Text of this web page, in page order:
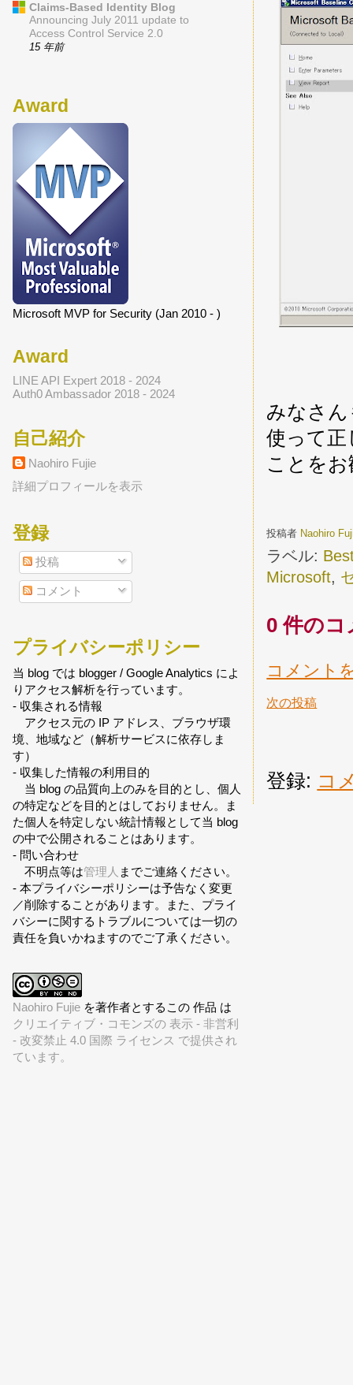
みなさ
使って
ことを
投稿者 Naohiro
ラベル:
Microsoft,
0 件の
コメント
次の投稿
登録: コ
Claims-Based Identity Blog
Announcing July 2011 update to
Access Control Service 2.0
15 年前
Award
Microsoft MVP for Security (Jan 2010 - )
Award
LINE API Expert 2018 - 2024
Auth0 Ambassador 2018 - 2024
自己紹介
Naohiro Fujie
詳細プロフィールを表示
登録
投稿
コメント
プライバシーポリシー
当 blog では blogger / Google Analytics によ
りアクセス解析を行っています。
- 収集される情報
アクセス元の IP アドレス、ブラウザ環
境、地域など（解析サービスに依存しま
す）
- 収集した情報の利用目的
当 blog の品質向上のみを目的とし、個人
の特定などを目的とはしておりません。ま
た個人を特定しない統計情報として当 blog
の中で公開されることはあります。
- 問い合わせ
不明点等は管理人 までご連絡ください。
- 本プライバシーポリシーは予告なく変更
／削除することがあります。また、プライ
バシーに関するトラブルについては一切の
責任を負いかねますのでご了承ください。
Naohiro Fujie を著作者とするこの 作品 は
クリエイティブ・コモンズの 表示 - 非営利
- 改変禁止 4.0 国際 ライセンス で提供され
ています。